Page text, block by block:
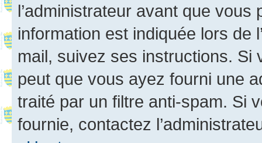
l’administrateur avant que
information est indiquée lors de
mail, suivez ses instructions. Si
peut que vous ayez fourni une
traité par un filtre anti-spam. Si
fournie, contactez